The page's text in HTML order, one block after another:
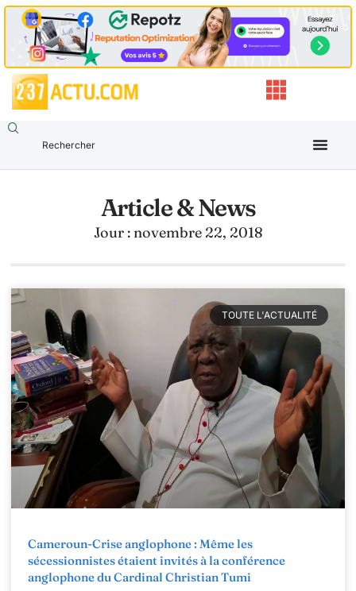
Article & News
Jour : novembre 22, 2018
TOUTE L'ACTUALITÉ
Cameroun-Crise anglophone : Même les
sécessionnistes étaient invités à la conférence
anglophone du Cardinal Christian Tumi